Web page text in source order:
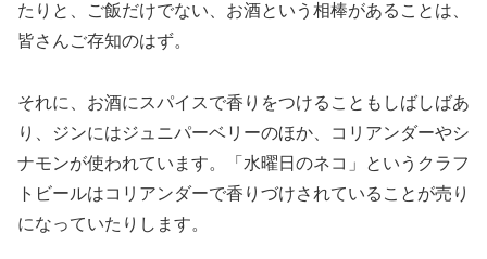
たりと、ご飯だけでない、お酒という相棒があることは、
皆さんご存知のはず。
それに、お酒にスパイスで香りをつけることもしばしばあ
り、ジンにはジュニパーベリーのほか、コリアンダーやシ
ナモンが使われています。「水曜日のネコ」というクラフ
トビールはコリアンダーで香りづけされていることが売り
になっていたりします。